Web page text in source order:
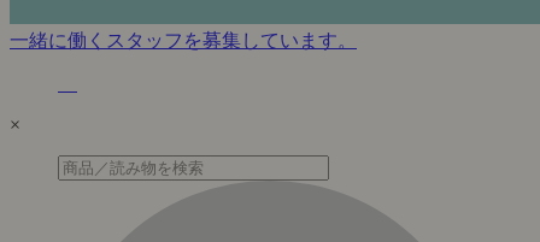
一緒に働くスタッフを募集しています。
×